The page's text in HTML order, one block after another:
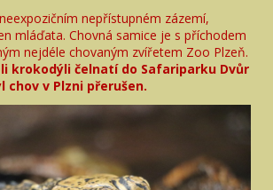
nepřístupném zázemí,
mláďata. Chovná samice je s příchodem
nejdéle chovaným zvířetem Zoo Plzeň.
krokodýli čelnatí do Safariparku Dvůr
chov v Plzni přerušen.